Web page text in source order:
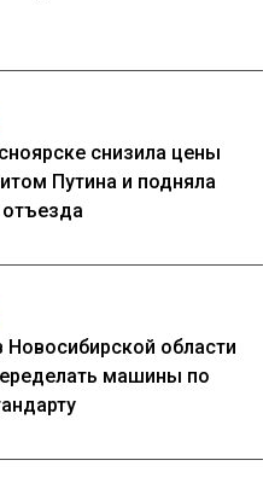
снизила цены
Путина и подняла
отъезда
Новосибирской области
машины по